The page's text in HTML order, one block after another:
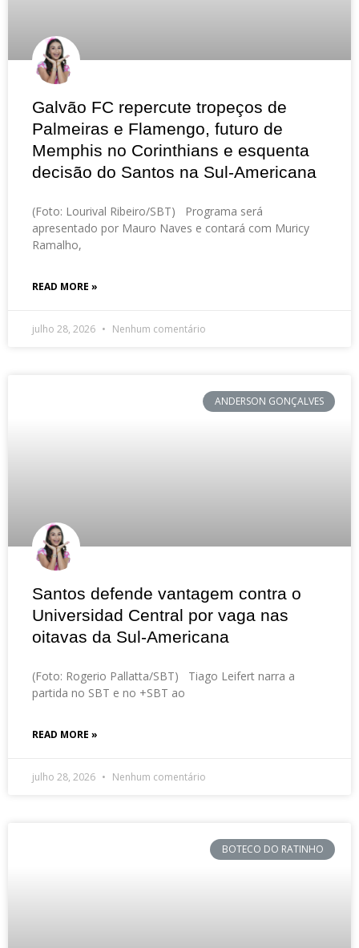
Galvão FC repercute tropeços de
Palmeiras e Flamengo, futuro de
Memphis no Corinthians e esquenta
decisão do Santos na Sul-Americana
(Foto: Lourival Ribeiro/SBT) Programa será
apresentado por Mauro Naves e contará com Muricy
Ramalho,
READ MORE »
julho 28, 2026 Nenhum comentário
ANDERSON GONÇALVES
Santos defende vantagem contra o
Universidad Central por vaga nas
oitavas da Sul-Americana
(Foto: Rogerio Pallatta/SBT) Tiago Leifert narra a
partida no SBT e no +SBT ao
READ MORE »
julho 28, 2026 Nenhum comentário
BOTECO DO RATINHO